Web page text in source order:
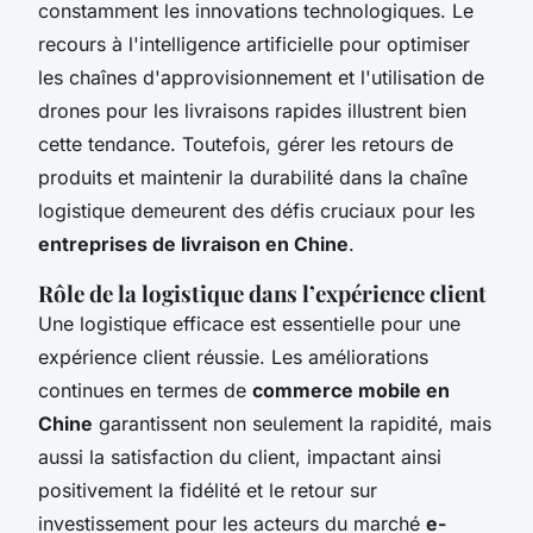
constamment les innovations technologiques. Le
recours à l'intelligence artificielle pour optimiser
les chaînes d'approvisionnement et l'utilisation de
drones pour les livraisons rapides illustrent bien
cette tendance. Toutefois, gérer les retours de
produits et maintenir la durabilité dans la chaîne
logistique demeurent des défis cruciaux pour les
entreprises de livraison en Chine.
Rôle de la logistique dans l’expérience client
Une logistique efficace est essentielle pour une
expérience client réussie. Les améliorations
continues en termes de commerce mobile en
Chine garantissent non seulement la rapidité, mais
aussi la satisfaction du client, impactant ainsi
positivement la fidélité et le retour sur
investissement pour les acteurs du marché e-